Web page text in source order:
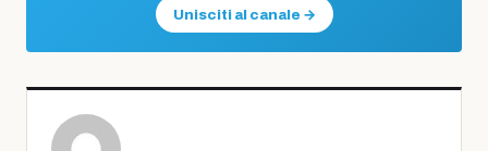
Unisciti al canale →